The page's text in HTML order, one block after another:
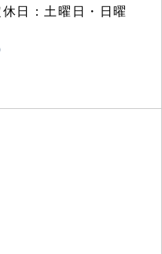
日：土曜日・日曜